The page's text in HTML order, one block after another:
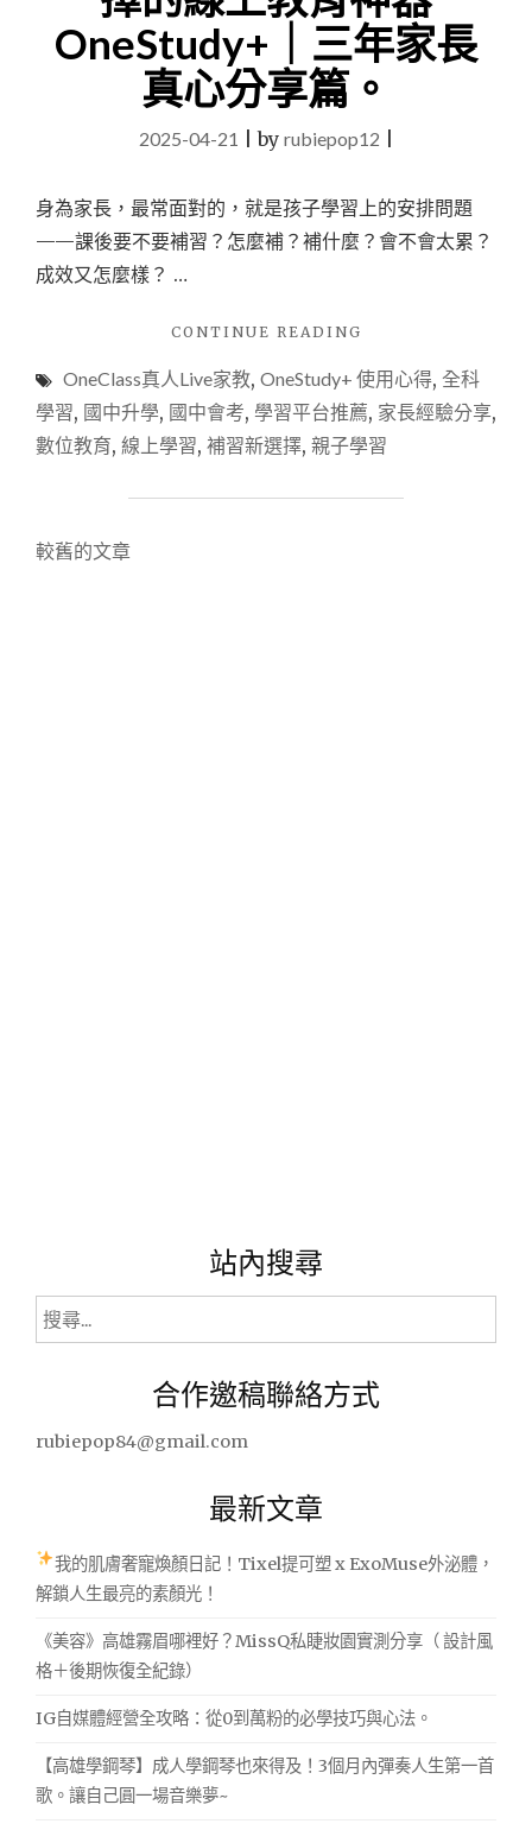
歌。
讓
己
一
音
樂
夢
OneStudy+｜三年家長
真心分享篇。
2025-04-21 |by rubiepop12
身為家長，最常面對的，就是孩子學習上的安排問題
——課後要不要補習？怎麼補？補什麼？會不會太累？
成效又怎麼樣？ …
CONTINUE READING
再
趕
習
OneClass真人Live家教, OneStudy+ 使用心得, 全科
學習, 國中升學, 國中會考, 學習平台推薦, 家長經驗分享,
數位教育, 線上學習, 補習新選擇, 親子學習
文
較舊的文章
站內搜尋
搜
尋
合作邀稿聯絡方式
rubiepop84@gmail.com
最新文章
我的肌膚奢寵煥顏日記！Tixel提可塑 x ExoMuse外泌體，
解鎖人生最亮的素顏光！
《美容》高雄霧眉哪裡好？MissQ私睫妝園實測分享（ 設計風
格＋後期恢復全紀錄）
IG自媒體經營全攻略：從0到萬粉的必學技巧與心法。
【高雄學鋼琴】成人學鋼琴也來得及！3個月內彈奏人生第一首
歌。讓自己圓一場音樂夢~